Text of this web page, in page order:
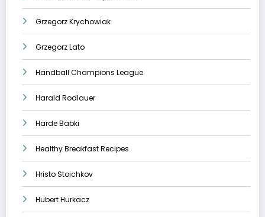
Grzegorz Krychowiak
Grzegorz Lato
Handball Champions League
Harald Rodlauer
Harde Babki
Healthy Breakfast Recipes
Hristo Stoichkov
Hubert Hurkacz